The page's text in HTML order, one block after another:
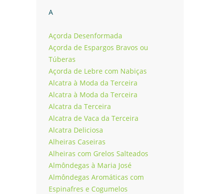
Restaurantes
Porto e Norte
Beiras
Lisboa e Vale Tejo
Alentejo
Algarve
Madeira
Açores
Enviar Receita
A
Açorda Desenformada
Açorda de Espargos Bravos ou
Túberas
Açorda de Lebre com Nabiças
Alcatra à Moda da Terceira
Alcatra à Moda da Terceira
Alcatra da Terceira
Alcatra de Vaca da Terceira
Alcatra Deliciosa
Alheiras Caseiras
Alheiras com Grelos Salteados
Almôndegas à Maria José
Almôndegas Aromáticas com
Espinafres e Cogumelos